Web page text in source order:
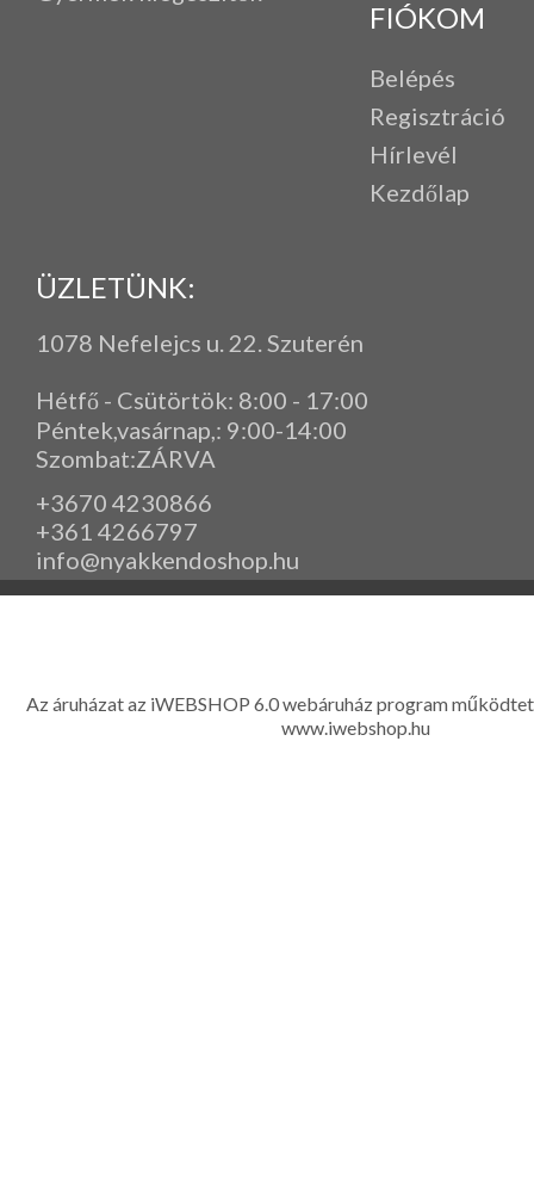
FIÓKOM
Belépés
Regisztráció
Hírlevél
Kezdőlap
ÜZLETÜNK:
1078 Nefelejcs u. 22. Szuterén
Hétfő - Csütörtök: 8:00 - 17:00
Péntek,vasárnap, : 9:00-14:00
Szombat:ZÁRVA
+3670 4230866
+361 4266797
info@nyakkendoshop.hu
Az áruházat az iWEBSHOP 6.0 webáruház program
www.iwebshop.hu